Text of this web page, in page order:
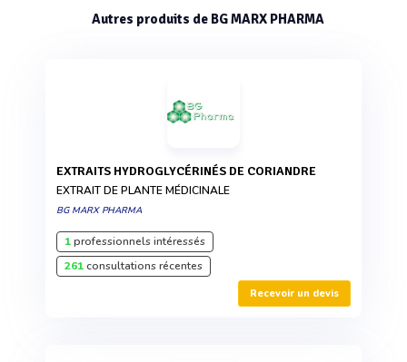
Autres produits de BG MARX PHARMA
EXTRAITS HYDROGLYCÉRINÉS DE CORIANDRE
EXTRAIT DE PLANTE MÉDICINALE
BG MARX PHARMA
1professionnels intéressés
261consultations récentes
Recevoir un devis